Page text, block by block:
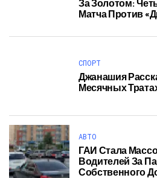
За Золотом:
Матча Против
СПОРТ
Джанашия
Месячных
АВТО
ГАИ Стала
Водителей За
Собственного